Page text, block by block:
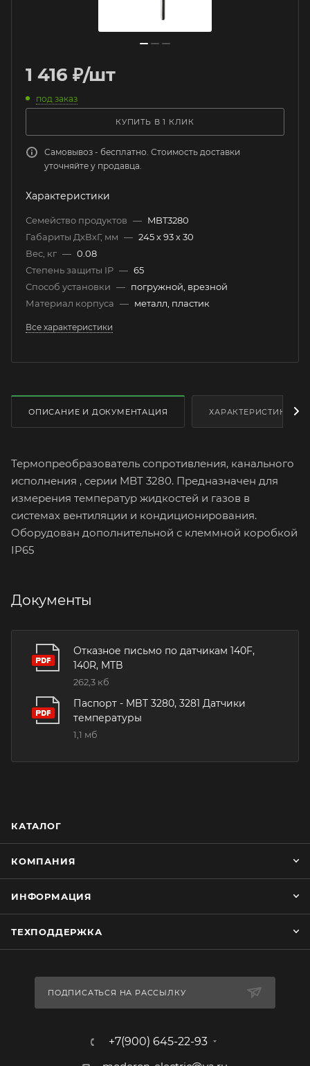
1 416 ₽/шт
под заказ
КУПИТЬ В 1 КЛИК
Самовывоз - бесплатно. Стоимость доставки
уточняйте у продавца.
Характеристики
Семейство продуктов — MBT3280
Габариты ДхВхГ, мм — 245 х 93 х 30
Вес, кг — 0.08
Степень защиты IP — 65
Способ установки — погружной, врезной
Материал корпуса — металл, пластик
Все характеристики
ОПИСАНИЕ И ДОКУМЕНТАЦИЯ ХАРАКТЕРИСТИКИ
Термопреобразователь сопротивления, канального
исполнения , серии MBT 3280. Предназначен для
измерения температур жидкостей и газов в
системах вентиляции и кондиционирования.
Оборудован дополнительной с клеммной коробкой
IP65
Документы
Отказное письмо по датчикам 140F,
140R, MTB
262,3 кб
Паспорт - MBT 3280, 3281 Датчики
температуры
1,1 мб
КАТАЛОГ
КОМПАНИЯ
ИНФОРМАЦИЯ
ТЕХПОДДЕРЖКА
ПОДПИСАТЬСЯ НА РАССЫЛКУ
+7(900) 645-22-93